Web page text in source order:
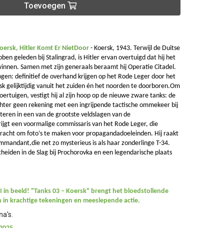
Toevoegen
Hitler Komt Er NietDoor - Koersk, 1943. Terwijl de Duitse
geleden bij Stalingrad, is Hitler ervan overtuigd dat hij het
Samen met zijn generaals beraamt hij Operatie Citadel.
definitief de overhand krijgen op het Rode Leger door het
gelijktijdig vanuit het zuiden én het noorden te doorboren.Om
vestigt hij al zijn hoop op de nieuwe zware tanks: de
geen rekening met een ingrijpende tactische ommekeer bij
in een van de grootste veldslagen van de
een voormalige commissaris van het Rode Leger, die
om foto’s te maken voor propagandadoeleinden. Hij raakt
net zo mysterieus is als haar zonderlinge T-34.
in de Slag bij Prochorovka en een legendarische plaats
in beeld! "Tanks 03 – Koersk" brengt het bloedstollende
krachtige tekeningen en meeslepende actie.